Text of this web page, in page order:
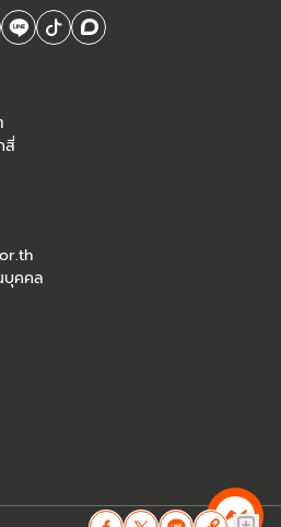
สี่
บุคคล